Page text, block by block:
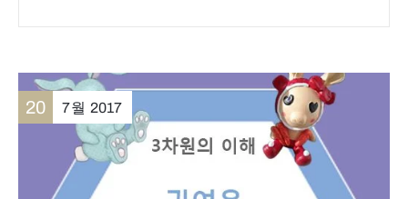
20 7월 2017